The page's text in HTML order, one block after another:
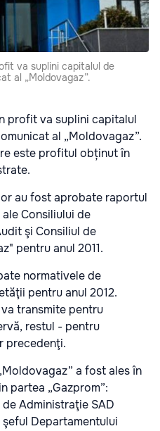
va suplini capitalul de
al „Moldovagaz”.
profit va suplini capitalul
al „Moldovagaz”.
este profitul obținut în
au fost aprobate raportul
Consiliului de
şi Consiliul de
pentru anul 2011.
normativele de
pentru anul 2012.
transmite pentru
restul - pentru
precedenţi.
a fost ales în
partea „Gazprom”:
Administraţie SAD
şeful Departamentului